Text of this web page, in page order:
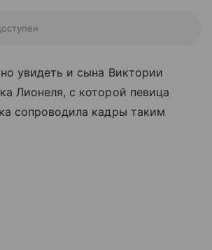
увидеть и сына Виктории
Лионеля, с которой певица
сопроводила кадры таким